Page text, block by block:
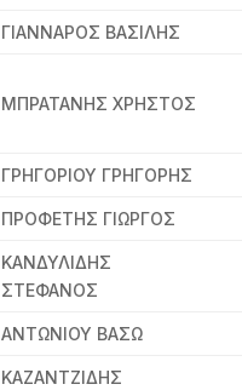
ΓΙΑΝΝΑΡΟΣ ΒΑΣΙΛΗΣ
ΜΠΡΑΤΑΝΗΣ ΧΡΗΣΤΟΣ
ΓΡΗΓΟΡΙΟΥ ΓΡΗΓΟΡΗΣ
ΠΡΟΦΕΤΗΣ ΓΙΩΡΓΟΣ
ΚΑΝΔΥΛΙΔΗΣ
ΣΤΕΦΑΝΟΣ
ΑΝΤΩΝΙΟΥ ΒΑΣΩ
ΚΑΖΑΝΤΖΙΔΗΣ